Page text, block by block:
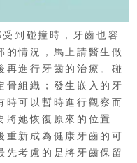
到碰撞時，牙齒也容
的情況，馬上請醫生做
再進行牙齒的治療。碰
骨組織；發生嵌入的牙
時可以暫時進行觀察而
將她恢復原來的位置
重新成為健康牙齒的可
先考慮的是將牙齒保留